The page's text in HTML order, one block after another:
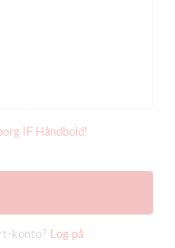
IF Håndbold!
konto? Log på